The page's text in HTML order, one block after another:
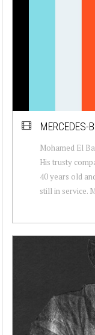
MERCEDES-
Mohamed El
His trusty
40 years old
still in service.